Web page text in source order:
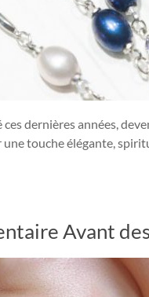
dernières années,
touche élégante,
Avant